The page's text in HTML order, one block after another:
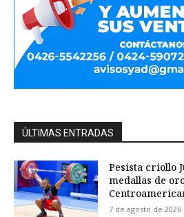
ÚLTIMAS ENTRADAS
Pesista criollo
medallas de
7 de agosto de 2026